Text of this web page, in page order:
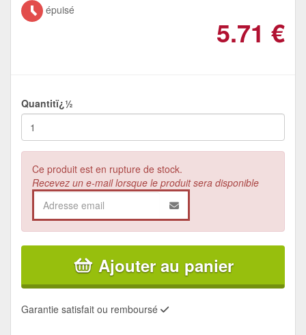
épuisé
5.71 €
Quantitï¿½
Ce produit est en rupture de stock.
Recevez un e-mail lorsque le produit sera disponible
Ajouter au panier
Garantie satisfait ou remboursé